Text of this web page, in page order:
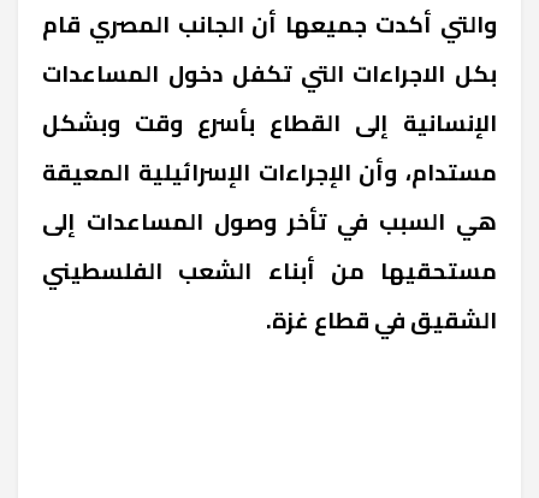
والتي أكدت جميعها أن الجانب المصري قام
بكل الاجراءات التي تكفل دخول المساعدات
الإنسانية إلى القطاع بأسرع وقت وبشكل
مستدام، وأن الإجراءات الإسرائيلية المعيقة
هي السبب في تأخر وصول المساعدات إلى
مستحقيها من أبناء الشعب الفلسطيني
الشقيق في قطاع غزة.